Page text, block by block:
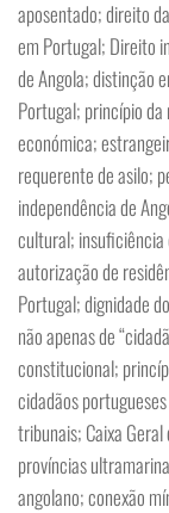
aposentado; direito
em Portugal; Direito
de Angola; distinção
Portugal; princípio
económica;
requerente de asilo;
independência de
cultural;
autorização de
Portugal; dignidade
não apenas de
constitucional;
cidadãos
tribunais; Caixa
províncias
angolano; conexão